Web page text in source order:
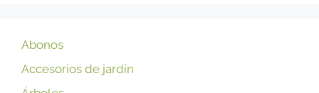
Abonos
Accesorios de jardín